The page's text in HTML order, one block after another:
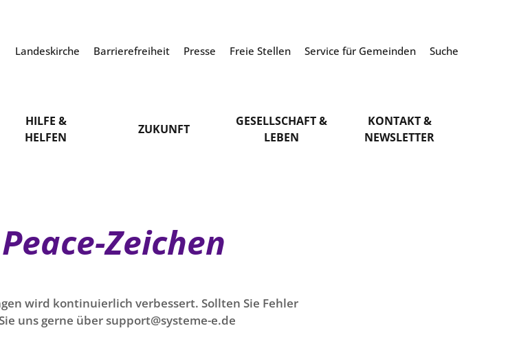
Landeskirche Barrierefreiheit Presse Freie Stellen Service für Gemeinden Suche
HILFE &
HELFEN
ZUKUNFT
GESELLSCHAFT &
LEBEN
KONTAKT &
NEWSLETTER
Zeichen
wird kontinuierlich verbessert. Sollten Sie Fehler
uns gerne über support@systeme-e.de